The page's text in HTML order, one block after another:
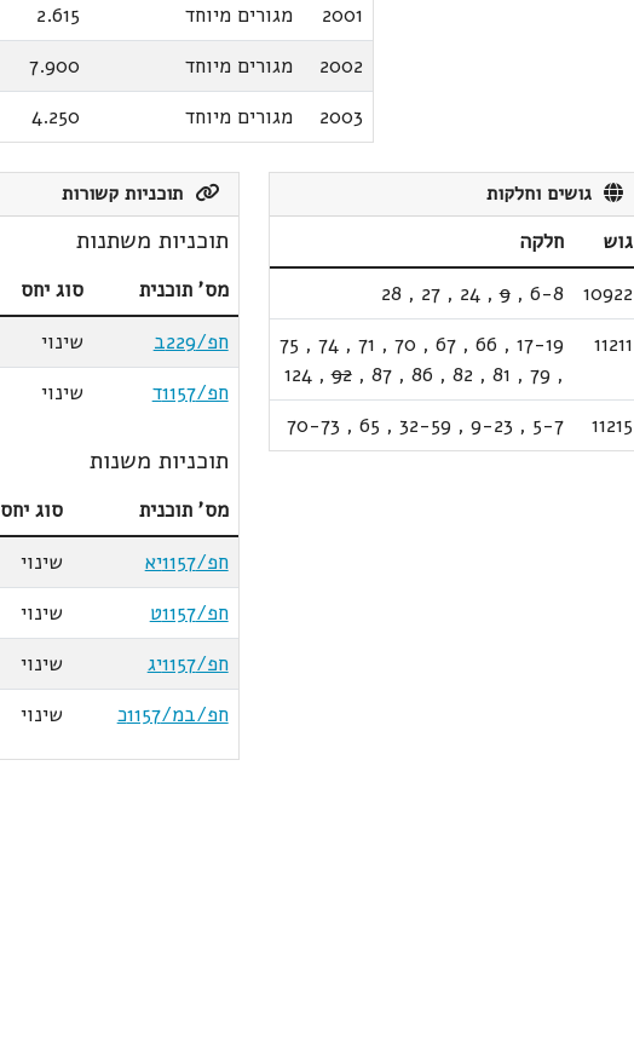
2001
מגורים מיוחד 2.615
2002
מגורים מיוחד 7.900
2003
מגורים מיוחד 4.250
גושים וחלקות
גוש
חלקה
10922
6-8
,
9
,
24
,
27
,
28
11211
17-19
,
66
,
67
,
70
,
71
,
74
,
75
,
79
,
81
,
82
,
86
,
87
,
92
,
124
11215
5-7
,
9-23
,
32-59
,
65
,
70-73
תוכניות קשורות
תוכניות משתנות
מס' תוכנית סוג יחס
חפ/229ב
שינוי
חפ/1157ד
שינוי
תוכניות משנות
מס' תוכנית סוג יחס
חפ/1157יא
שינוי
חפ/1157ט
שינוי
חפ/1157יג
שינוי
חפ/במ/1157כ
שינוי